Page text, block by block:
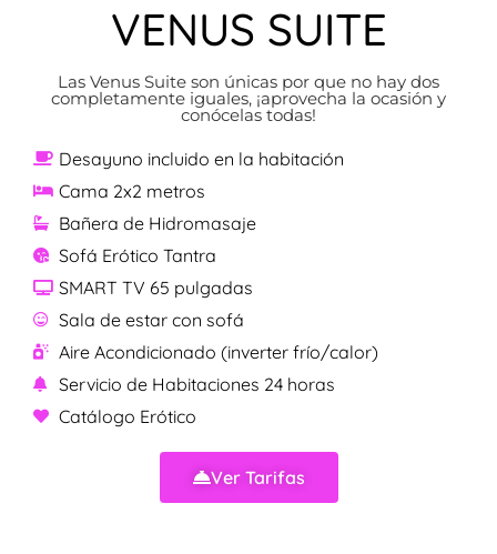
VENUS SUITE
Las Venus Suite son únicas por que no hay dos
completamente iguales, ¡aprovecha la ocasión y
conócelas todas!
Desayuno incluido en la habitación
Cama 2x2 metros
Bañera de Hidromasaje
Sofá Erótico Tantra
SMART TV 65 pulgadas
Sala de estar con sofá
Aire Acondicionado (inverter frío/calor)
Servicio de Habitaciones 24 horas
Catálogo Erótico
Ver Tarifas